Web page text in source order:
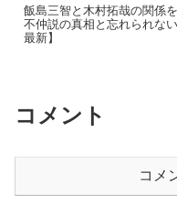
飯島三智と木村拓哉の関係
不仲説の真相と忘れられな
最新】
コメント
コメ